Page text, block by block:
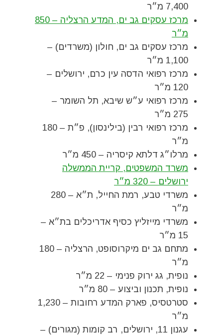
7,400 מ״ר
מרכז עסקים גב ים, המדע הרצליה – 850
מ״ר
מרכז עסקים גב ים, חולון (משרדים) –
1,100 מ״ר
מרכז רפואי הדסה עין כרם, ירושלים –
120 מ״ר
מרכז רפואי ע״ש שיבא, תל השומר –
275 מ״ר
מרכז רפואי רבין (בילינסון), פ״ת – 180
מ״ר
מרלו״ג דלתא קיסריה – 450 מ״ר
משרד המשפטים, קריית הממשלה
ירושלים – 320 מ״ר
משרדי טבע, רמת החייל, ת״א – 280
מ״ר
משרדי מייזליץ כסיף אדריכלים בת״א –
15 מ״ר
מתחם גב ים מיקרוסופט, הרצליה – 180
מ״ר
נופית, גג ירוק פנימי – 22 מ״ר
נופית, תכנון וביצוע – 80 מ״ר
סטרטסיס, פארק המדע רחובות – 1,230
מ״ר
עגנון 11, ירושלים, רב קומות (מגורים) –